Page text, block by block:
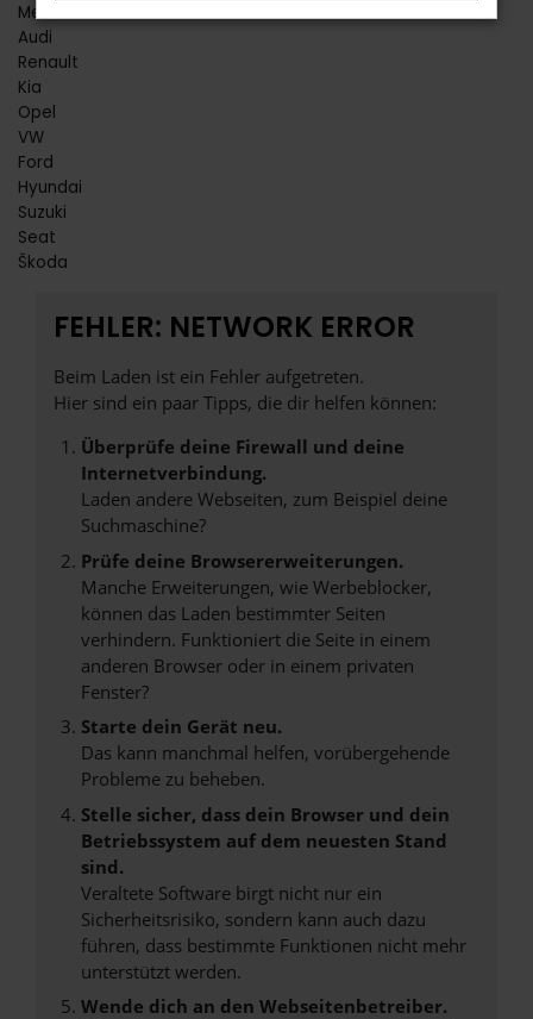
Mercedes-Benz
Audi
Renault
Kia
Opel
VW
Ford
Hyundai
Suzuki
Seat
Škoda
FEHLER: NETWORK ERROR
Beim Laden ist ein Fehler aufgetreten.
Hier sind ein paar Tipps, die dir helfen können:
Überprüfe deine Firewall und deine
Internetverbindung.
Laden andere Webseiten, zum Beispiel deine
Suchmaschine?
Prüfe deine Browsererweiterungen.
Manche Erweiterungen, wie Werbeblocker,
können das Laden bestimmter Seiten
verhindern. Funktioniert die Seite in einem
anderen Browser oder in einem privaten
Fenster?
Starte dein Gerät neu.
Das kann manchmal helfen, vorübergehende
Probleme zu beheben.
Stelle sicher, dass dein Browser und dein
Betriebssystem auf dem neuesten Stand
sind.
Veraltete Software birgt nicht nur ein
Sicherheitsrisiko, sondern kann auch dazu
führen, dass bestimmte Funktionen nicht mehr
unterstützt werden.
Wende dich an den Webseitenbetreiber.